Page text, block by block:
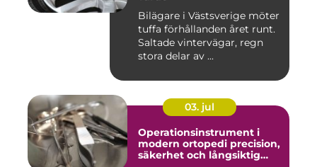
Bilägare i Västsverige möter
tuffa förhållanden året runt.
Saltade vintervägar, regn
stora delar av ...
03. jul
Operationsinstrument i
modern ortopedi precision,
säkerhet och långsiktig